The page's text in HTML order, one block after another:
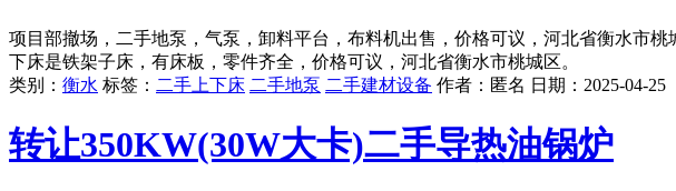
项目部撤场，二手地泵，气泵，卸料平台，布料机出售，价格可议，河北省衡水市
下床是铁架子床，有床板，零件齐全，价格可议，河北省衡水市桃城区。
类别： 衡水 标签： 二手上下床 二手地泵 二手建材设备 作者： 匿名 日期： 2025-04-25
转让350KW(30W大卡)二手导热油锅炉